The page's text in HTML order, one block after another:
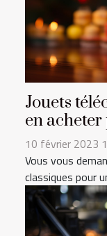
Jouets
en
10 février 2023
Vous vous
classiques pour